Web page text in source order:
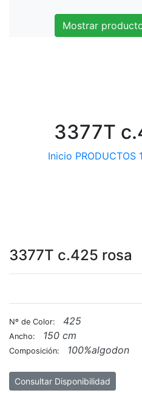
Mostrar
3377T
Inicio PRODUCTOS
3377T c.425 rosa
Nº de Color: 425
Ancho: 150 cm
Composición: 100%algodon
Consultar Disponibilidad